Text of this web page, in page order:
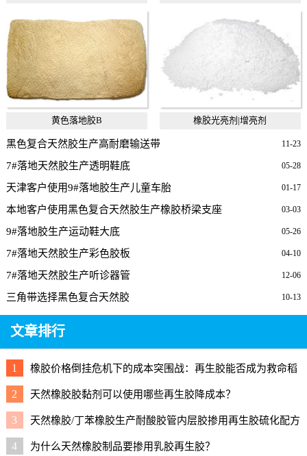
黄色落地胶B 橡胶光亮剂|增亮剂
11-23
黑色复合天然胶生产高耐磨输送带
05-28
7#落地天然胶生产透明鞋底
01-17
天津客户使用9#落地胶生产儿童车胎
03-03
本地客户使用黑色复合天然胶生产橡胶桥梁支座
05-26
9#落地胶生产运动鞋大底
04-10
7#落地天然胶生产彩色胶板
12-06
7#落地天然胶生产听诊器管
10-13
三角带选择黑色复合天然胶
文章排行
1
橡胶价格倒挂危机下的成本突围战：再生胶能否成为救命稻
草？
2 天然橡胶胶黏剂可以使用哪些再生胶降成本？
3 天然橡胶/丁苯橡胶生产耐酸胶管内层胶掺用再生胶硫化配方
4 为什么天然橡胶制品要掺用乳胶再生胶？